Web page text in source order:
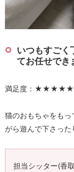
いつもすごく
てお任せでき
満足度：★★★★★
猫のおもちゃをも
がら遊んで下さっ
担当シッター(